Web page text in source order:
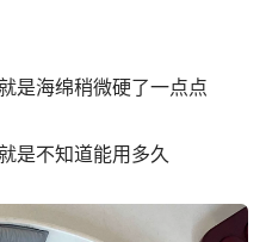
是海绵稍微硬了一点点
是不知道能用多久